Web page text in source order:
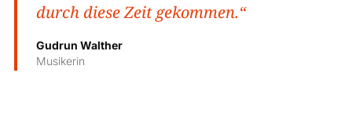
durch diese Zeit gekommen.“
Gudrun Walther
Musikerin